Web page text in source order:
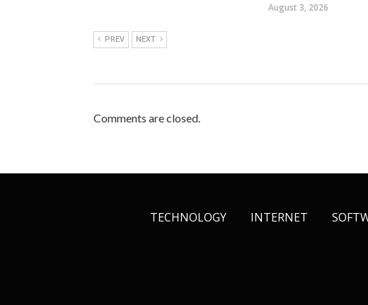
August 3, 2026
PREV NEXT
Comments are closed.
TECHNOLOGY INTERNET